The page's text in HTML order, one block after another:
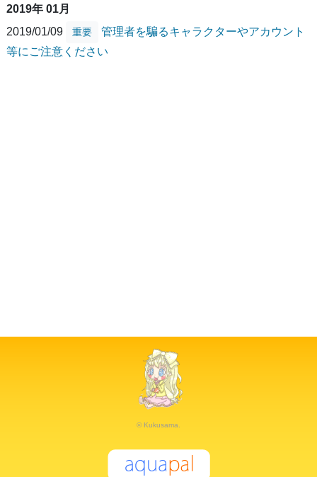
2019年 01月
2019/01/09
重要
管理者を騙るキャラクターやアカウント
等にご注意ください
© Kukusama.